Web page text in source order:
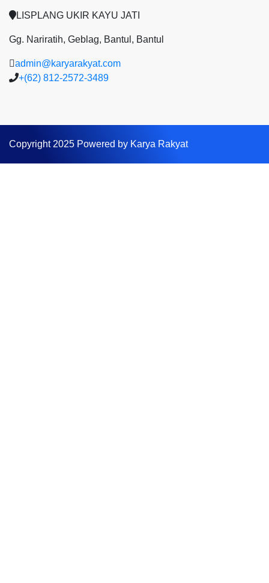
LISPLANG UKIR KAYU JATI
Gg. Nariratih, Geblag, Bantul, Bantul
admin@karyarakyat.com
+(62) 812-2572-3489
Copyright 2025 Powered by Karya Rakyat